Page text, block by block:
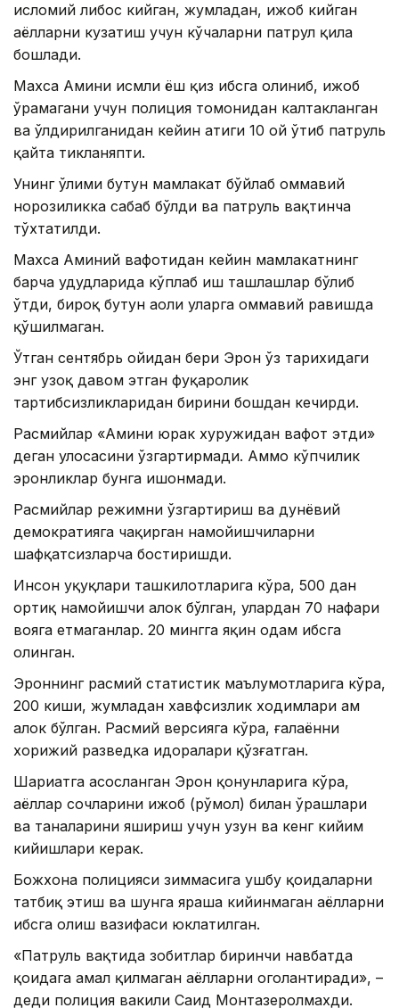
исломий либос кийган, жумладан, ҳижоб кийган
аёлларни кузатиш учун кўчаларни патрул қила
бошлади.
Махса Амини исмли ёш қиз ҳибсга олиниб, ҳижоб
ўрамагани учун полиция томонидан калтакланган
ва ўлдирилганидан кейин атиги 10 ой ўтиб патруль
қайта тикланяпти.
Унинг ўлими бутун мамлакат бўйлаб оммавий
норозиликка сабаб бўлди ва патруль вақтинча
тўхтатилди.
Махса Аминий вафотидан кейин мамлакатнинг
барча ҳудудларида кўплаб иш ташлашлар бўлиб
ўтди, бироқ бутун аҳоли уларга оммавий равишда
қўшилмаган.
Ўтган сентябрь ойидан бери Эрон ўз тарихидаги
энг узоқ давом этган фуқаролик
тартибсизликларидан бирини бошдан кечирди.
Расмийлар «Амини юрак хуружидан вафот этди»
деган ҳулосасини ўзгартирмади. Аммо кўпчилик
эронликлар бунга ишонмади.
Расмийлар режимни ўзгартириш ва дунёвий
демократияга чақирган намойишчиларни
шафқатсизларча бостиришди.
Инсон ҳуқуқлари ташкилотларига кўра, 500 дан
ортиқ намойишчи ҳалок бўлган, улардан 70 нафари
вояга етмаганлар. 20 мингга яқин одам ҳибсга
олинган.
Эроннинг расмий статистик маълумотларига кўра,
200 киши, жумладан хавфсизлик ходимлари ҳам
ҳалок бўлган. Расмий версияга кўра, ғалаённи
хорижий разведка идоралари қўзғатган.
Шариатга асосланган Эрон қонунларига кўра,
аёллар сочларини ҳижоб (рўмол) билан ўрашлари
ва таналарини яшириш учун узун ва кенг кийим
кийишлари керак.
Божхона полицияси зиммасига ушбу қоидаларни
татбиқ этиш ва шунга яраша кийинмаган аёлларни
ҳибсга олиш вазифаси юклатилган.
«Патруль вақтида зобитлар биринчи навбатда
қоидага амал қилмаган аёлларни огоҳлантиради», –
деди полиция вакили Саид Монтазеролмахди.